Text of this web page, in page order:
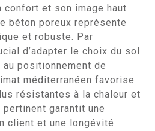
et son image haut
béton poreux représente
et robuste. Par
d’adapter le choix du sol
positionnement de
méditerranéen favorise
résistantes à la chaleur et
pertinent garantit une
client et une longévité